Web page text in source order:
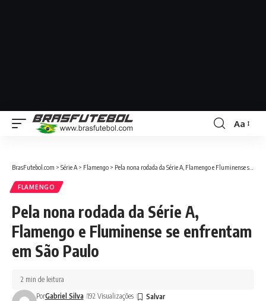
Aa
BrasFutebol.com > Série A > Flamengo > Pela nona rodada da Série A, Flamengo e Fluminense se enfrentam em São Paulo
FLAMENGO
Pela nona rodada da Série A,
Flamengo e Fluminense se enfrentam
em São Paulo
PorGabriel Silva 192 Visualizações
2 min de leitura